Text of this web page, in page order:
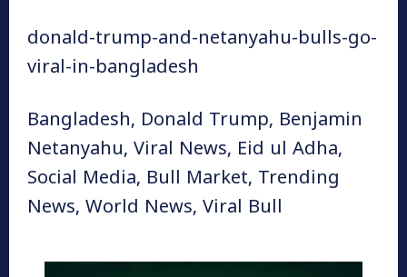
donald-trump-and-netanyahu-bulls-go-
viral-in-bangladesh
Bangladesh, Donald Trump, Benjamin
Netanyahu, Viral News, Eid ul Adha,
Social Media, Bull Market, Trending
News, World News, Viral Bull